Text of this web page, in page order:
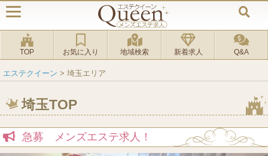
TOP お気に入り 地域検索 新着求人 Q&A
エステクイーン > 埼玉エリア
埼玉TOP
急募 メンズエステ求人！